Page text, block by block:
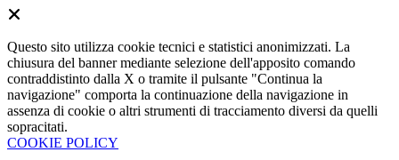
Questo sito utilizza cookie tecnici e statistici anonimizzati. La
chiusura del banner mediante selezione dell'apposito comando
contraddistinto dalla X o tramite il pulsante "Continua la
navigazione" comporta la continuazione della navigazione in
assenza di cookie o altri strumenti di tracciamento diversi da quelli
sopracitati.
COOKIE POLICY